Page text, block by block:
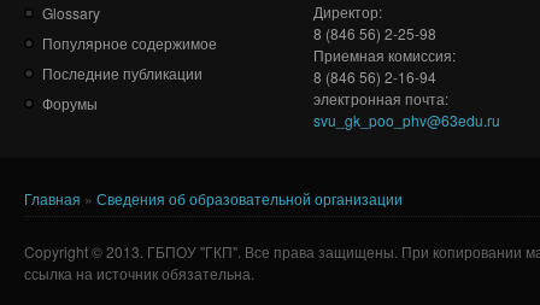
Glossary
Популярное содержимое
Последние публикации
Форумы
Директор:
8 (846 56) 2-25-98
Приемная комиссия:
8 (846 56) 2-16-94
электронная почта:
svu_gk_poo_phv@63edu.ru
Вы здесь
Главная » Сведения об образовательной организации
Copyright © 2013. ГБПОУ "ГКП". Все права защищены. При копировании
ссылка на источник обязательна.